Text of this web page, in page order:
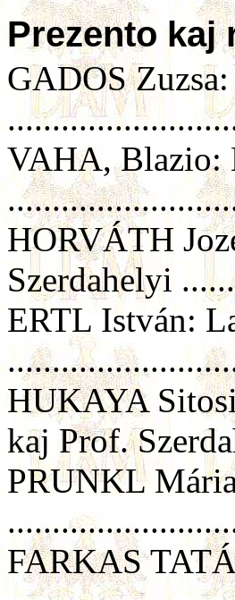
Prezento kaj
GADOS
VAHA, Blazio:
HORVÁTH
Szerdahelyi
ERTL István:
HUKAYA
kaj Prof.
PRUNKL
FARKAS